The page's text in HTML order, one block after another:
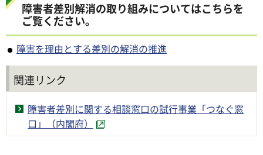
障害者差別解消の取り組みについてはこちらを
ご覧ください。
障害を理由とする差別の解消の推進
関連リンク
障害者差別に関する相談窓口の試行事業「つなぐ窓
口」（内閣府）